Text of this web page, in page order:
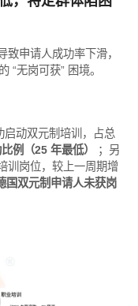
致申请人成功率下滑，
“无岗可获” 困境。
动双元制培训，占总
例（25 年最低）
；另
训岗位，较上一周期增
国双元制申请人未获岗